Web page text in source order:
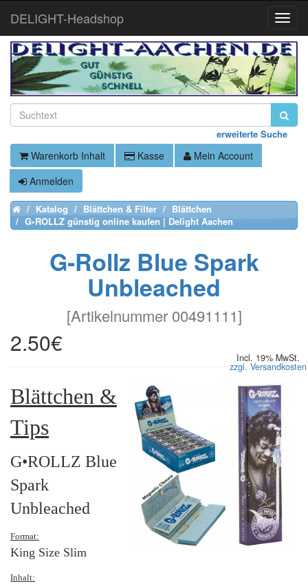
erweiterte Suche
Warenkorb Inhalt Kasse
Mein Account
Anmelden
HomeKatalog Blättchen & Filter
Blättchen
G•ROLLZ günstig online kaufen | Delight Aachen
G-Rollz Blue Spark
Unbleached
[Artikelnummer 00491111]
2.50€
Incl. 19% MwSt.
zzgl. Versandkosten
Blättchen &
Tips
G•ROLLZ Blue
Spark
Unbleached
Format:
King Size Slim
Inhalt:
Toggle
DELIGHT-Headshop